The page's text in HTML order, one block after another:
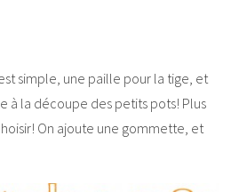
simple, une paille pour la tige, et
à la découpe des petits pots! Plus
On ajoute une gommette, et